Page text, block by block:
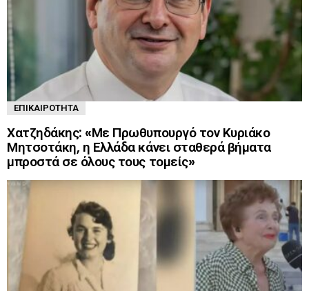
ΕΠΙΚΑΙΡΌΤΗΤΑ
Χατζηδάκης: «Με Πρωθυπουργό τον Κυριάκο
Μητσοτάκη, η Ελλάδα κάνει σταθερά βήματα
μπροστά σε όλους τους τομείς»